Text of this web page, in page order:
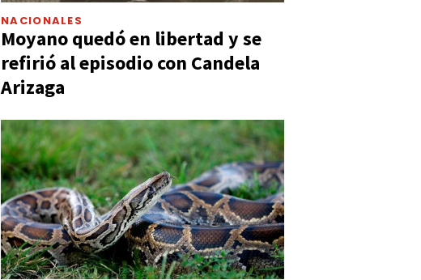
NACIONALES
Moyano quedó en libertad y se
refirió al episodio con Candela
Arizaga